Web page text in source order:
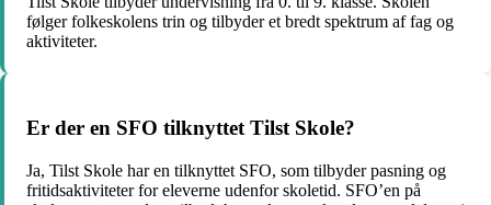
følger folkeskolens trin og tilbyder et bredt spektrum af fag og
aktiviteter.
Er der en SFO tilknyttet Tilst Skole?
Ja, Tilst Skole har en tilknyttet SFO, som tilbyder pasning og
fritidsaktiviteter for eleverne udenfor skoletid. SFO’en på